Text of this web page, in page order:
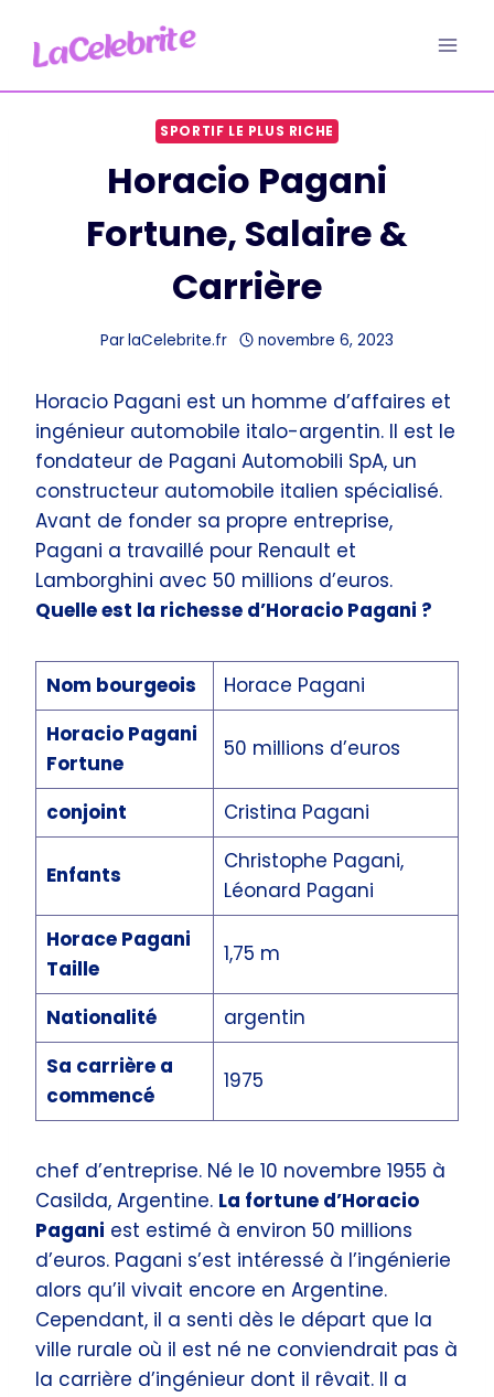
contenu
SPORTIF LE PLUS RICHE
Horacio Pagani
Fortune, Salaire &
Carrière
ParlaCelebrite.fr novembre 6, 2023
Horacio Pagani est un homme d’affaires et
ingénieur automobile italo-argentin. Il est le
fondateur de Pagani Automobili SpA, un
constructeur automobile italien spécialisé.
Avant de fonder sa propre entreprise,
Pagani a travaillé pour Renault et
Lamborghini avec 50 millions d’euros.
Quelle est la richesse d’Horacio Pagani ?
Nom bourgeois
Horace Pagani
Horacio Pagani
Fortune
50 millions d’euros
conjoint Cristina Pagani
Enfants
Christophe Pagani,
Léonard Pagani
Horace Pagani
Taille
1,75 m
Nationalité
argentin
Sa carrière a
commencé
1975
chef d’entreprise. Né le 10 novembre 1955 à
Casilda, Argentine. La fortune d’Horacio
Pagani est estimé à environ 50 millions
d’euros. Pagani s’est intéressé à l’ingénierie
alors qu’il vivait encore en Argentine.
Cependant, il a senti dès le départ que la
ville rurale où il est né ne conviendrait pas à
la carrière d’ingénieur dont il rêvait. Il a